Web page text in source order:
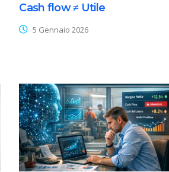
Cash flow ≠ Utile
5 Gennaio 2026